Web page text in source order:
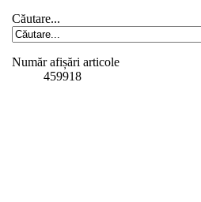
Căutare...
Număr afișări articole
459918